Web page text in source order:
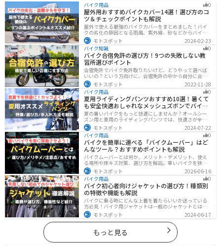
バイク用品 0
屋外用おすすめバイクカバー14選！選び方のコ
ツ＆チェックポイントも解説
屋外で使える最強のバイクカバーをまとめました！バイ
クの劣化の原因となる雨風、紫外線、砂などからバイク
を守ることはもちろん、盗難やいたずら対策にもなりま
す。バイクカバーの選び方からオススメまでまとめまし
たので、カバーを探している人はぜひ参考にしてくださ
い。
モトスポット
2024-02-23
バイク知識
0
バイク合宿免許の選び方！9つの失敗しない教
習所選びポイント
合宿免許でバイク免許取りたいけど、どうやって選べば
いいの？という方向けに、合宿免許の中から自分に合っ
た教習所を選ぶ方法をまとめました。押さえるべきポイ
ントは9つです。料金をできるだけ抑えたり、旅行も兼ね
て楽しみたい人必見です！
モトスポット
2022-11-28
バイク用品
0
夏用ライディングパンツおすすめ10選！暑くて
も安全快適おしゃれなメッシュズボンでバイク
に乗ろう
夏の暑いバイクをもっと快適にしませんか？オールシー
ズン用と夏用のライディングパンツでは、快適さが全然
違います。生地の大半がメッシュ素材で作られた夏用で
は通気性・透湿性に優れており、熱気を逃しつつ汗をし
っかりと乾かしてくれます。そんな夏用ライディングパ
ンツの選び方や特徴オススメ商品をまとめました。
モトスポット
2024-07-22
バイク用品
0
バイクを簡単に運べる「バイクムーバー」はど
んなツール？おすすめポイントも解説
バイクムーバーとは何か、メリット・デメリット、使え
る場所や床キズ対策、選び方を解説。重いバイクを狭い
ガレージで楽に移動したい方へ、ワールドウォークやFov
nyなどおすすめ商品2選の特徴も紹介します。駐車時の切
り返しや転倒の不安を減らしたいライダー必見です。導
入前の注意点もわかります。安全面まで確認。
モトスポット
2026-06-16
バイク用品
0
バイク初心者向けジャケットの選び方！種類別
の特徴や機能も解説
バイクに乗る時にどんな上着を着たらいいか迷っている
方必見！バイク用ジャケットは一般のジャケットとは違
い、バイク専用に作られています。動きやすさ・快適
さ・機能性・デザイン性など様々なメリットがありま
す。この記事では、ジャケットの種類や選び方など初心
者が知っておくべきことをまとめました。
モトスポット 2024-06-17
もっと見る